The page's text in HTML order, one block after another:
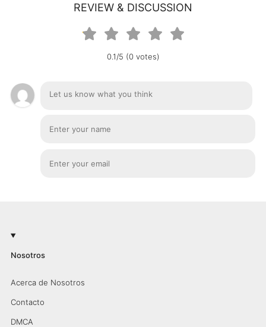
REVIEW & DISCUSSION
0.1/5 (0 votes)
Nosotros
Acerca de Nosotros
Contacto
DMCA